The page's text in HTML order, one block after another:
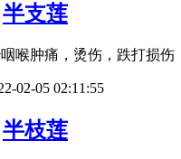
半支莲
喉肿痛，烫伤，跌打损伤
02-05 02:11:55
半枝莲